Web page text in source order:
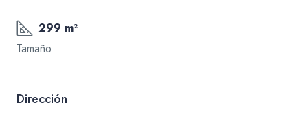
299 m²
Tamaño
Dirección